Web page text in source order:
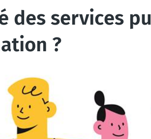
des services
?